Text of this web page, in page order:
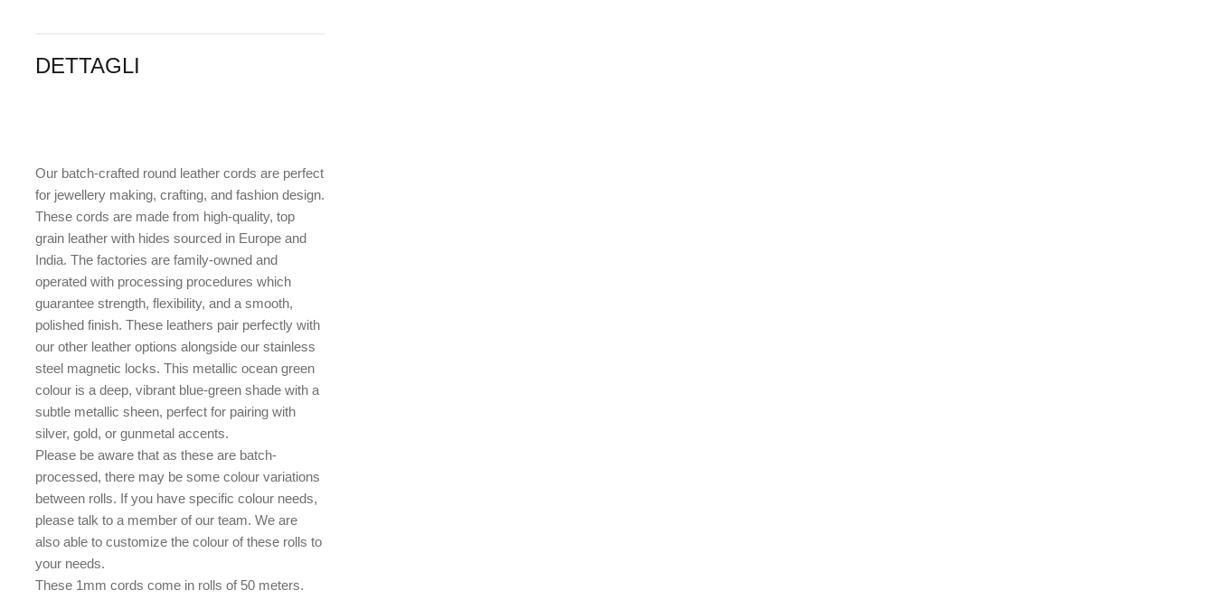
DETTAGLI
Our batch-crafted round leather cords are perfect
for jewellery making, crafting, and fashion design.
These cords are made from high-quality, top
grain leather with hides sourced in Europe and
India. The factories are family-owned and
operated with processing procedures which
guarantee strength, flexibility, and a smooth,
polished finish. These leathers pair perfectly with
our other leather options alongside our stainless
steel magnetic locks. This metallic ocean green
colour is a deep, vibrant blue-green shade with a
subtle metallic sheen, perfect for pairing with
silver, gold, or gunmetal accents.
Please be aware that as these are batch-
processed, there may be some colour variations
between rolls. If you have specific colour needs,
please talk to a member of our team. We are
also able to customize the colour of these rolls to
your needs.
These 1mm cords come in rolls of 50 meters.